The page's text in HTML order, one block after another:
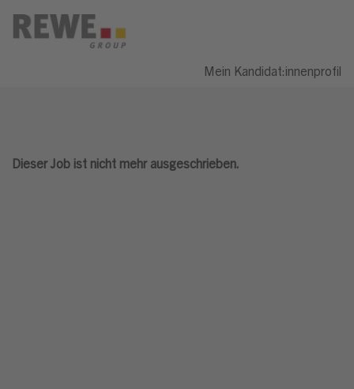
Mein Kandidat:innenprofil
Dieser Job ist nicht mehr ausgeschrieben.